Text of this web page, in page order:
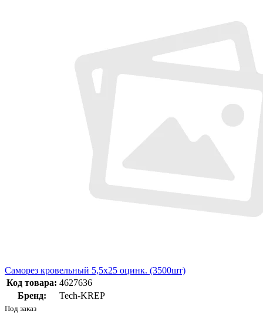
Саморез кровельный 5,5х25 оцинк. (3500шт)
Код товара: 4627636
Бренд:
Tech-KREP
Под заказ